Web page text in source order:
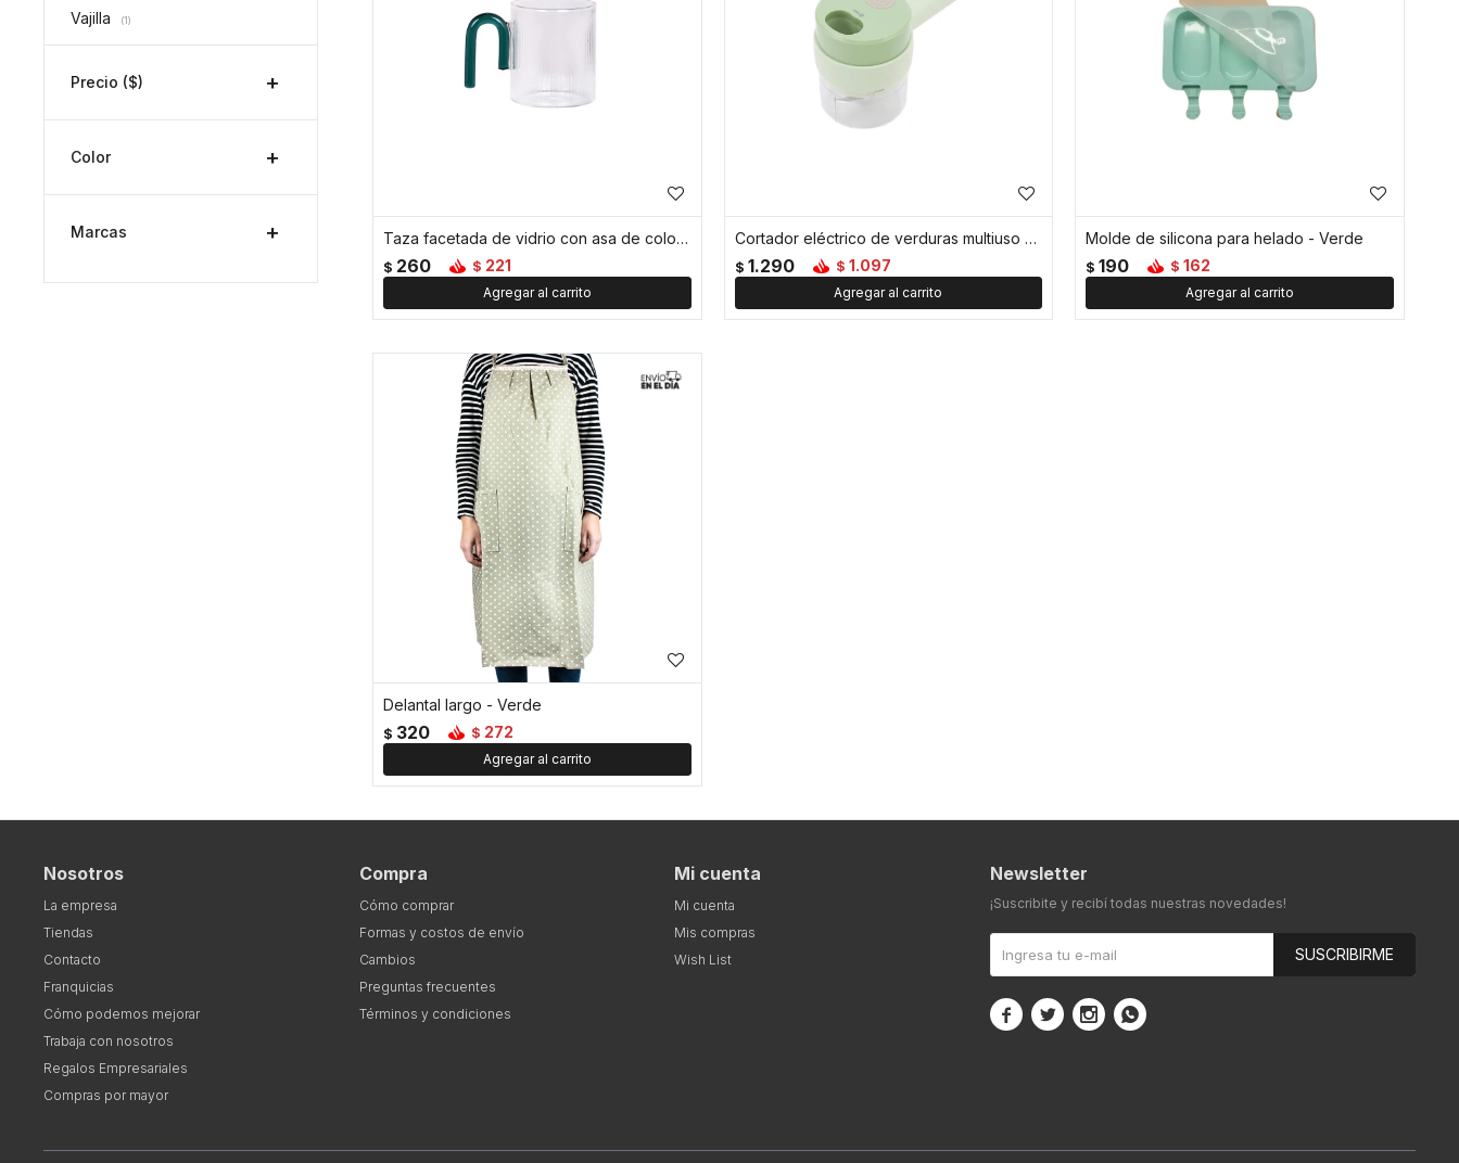
Taza facetada de vidrio con asa de color - 350ml - Verde
$ 260 $ 221
Cortador eléctrico de verduras multiuso - Verde
$ 1.290 $ 1.097
Molde de silicona para helado - Verde
$ 190 $ 162
Delantal largo - Verde
$ 320 $ 272
Vajilla (1)
Precio ($)
Color
Marcas
Nosotros
La empresa
Tiendas
Contacto
Franquicias
Cómo podemos mejorar
Trabaja con nosotros
Regalos Empresariales
Compras por mayor
Compra
Cómo comprar
Formas y costos de envío
Cambios
Preguntas frecuentes
Términos y condiciones
Mi cuenta
Mi cuenta
Mis compras
Wish List
Newsletter
¡Suscribite y recibí todas nuestras novedades!
SUSCRIBIRME
   